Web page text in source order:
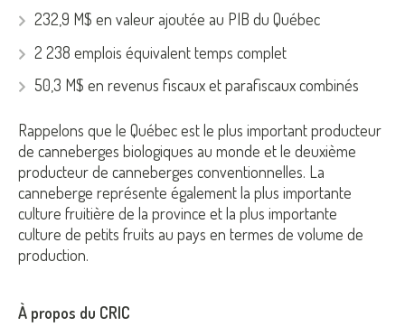
232,9 M$ en valeur ajoutée au PIB du Québec
2 238 emplois équivalent temps complet
50,3 M$ en revenus fiscaux et parafiscaux combinés
Rappelons que le Québec est le plus important producteur
de canneberges biologiques au monde et le deuxième
producteur de canneberges conventionnelles. La
canneberge représente également la plus importante
culture fruitière de la province et la plus importante
culture de petits fruits au pays en termes de volume de
production.
À propos du CRIC